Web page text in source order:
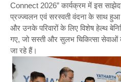
Connect 2026” कार्यक्रम में इस
प्रज्ज्वलन एवं सरस्वती वंदना के साथ हुआ।
और उनके परिवारों के लिए विशेष हेल्थ
गए, जो सस्ती और सुलभ चिकित्सा सेवाओं
जा रहे हैं।